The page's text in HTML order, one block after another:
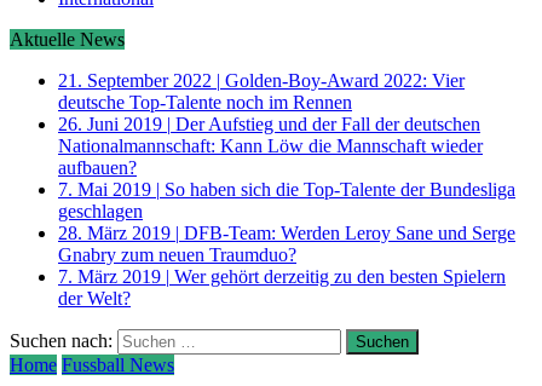
Aktuelle News
21. September 2022 | Golden-Boy-Award 2022: Vier
deutsche Top-Talente noch im Rennen
26. Juni 2019 | Der Aufstieg und der Fall der deutschen
Nationalmannschaft: Kann Löw die Mannschaft wieder
aufbauen?
7. Mai 2019 | So haben sich die Top-Talente der Bundesliga
geschlagen
28. März 2019 | DFB-Team: Werden Leroy Sane und Serge
Gnabry zum neuen Traumduo?
7. März 2019 | Wer gehört derzeitig zu den besten Spielern
der Welt?
Suchen nach:
Home Fussball News